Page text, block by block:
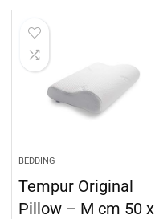
BEDDING
Tempur Original
Pillow – M cm 50 x